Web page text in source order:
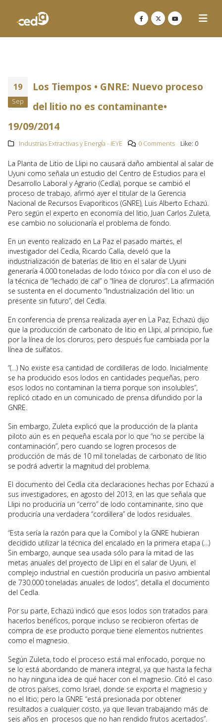
19
Sep
Los Tiempos • GNRE: Nuevo proceso
del litio no es contaminante•
19/09/2014
Industrias Extractivas y Energía - IEYE 0 Comments Like: 0
La Planta de Litio de Llipi no causará daño ambiental al salar de
Uyuni como señala un estudio del Centro de Estudios para el
Desarrollo Laboral y Agrario (Cedla), porque se cambió el
proceso de trabajo, afirmó ayer el titular de la Gerencia
Nacional de Recursos Evaporíticos (GNRE), Luis Alberto Echazú.
Pero según el experto en economía del litio, Juan Carlos Zuleta,
ese cambio no solucionaría el problema de fondo.
En un evento realizado en La Paz el pasado martes, el
investigador del Cedla, Ricardo Calla, develó que la
industrialización de baterías de litio en el salar de Uyuni
generaría 4.000 toneladas de lodo tóxico por día con el uso de
la técnica de “lechado de cal” o “línea de cloruros”. La afirmación
se sustenta en el documento “Industrialización del litio: un
presente sin futuro”, del Cedla.
En conferencia de prensa realizada ayer en La Paz, Echazú dijo
que la producción de carbonato de litio en Llipi, al principio, fue
por la línea de los cloruros, pero después fue cambiada por la
línea de sulfatos.
“(…) No existe esa cantidad de cordilleras de lodo. Inicialmente
se ha producido esos lodos en cantidades pequeñas, pero
esos lodos no contaminan la tierra porque son insolubles”,
replicó citado en un comunicado de prensa difundido por la
GNRE.
Sin embargo, Zuleta explicó que la producción de la planta
piloto aún es en pequeña escala por lo que “no se percibe la
contaminación”, pero cuando se logren procesos de
producción de más de 10 mil toneladas de carbonato de litio
se podrá advertir la magnitud del problema.
El documento del Cedla cita declaraciones hechas por Echazú a
sus investigadores, en agosto del 2013, en las que señala que
Llipi no produciría un “cerro” de lodo contaminante, sino que
produciría una verdadera “cordillera” de lodos residuales.
“Esta sería la razón para que la Comibol y la GNRE hubieran
decidido utilizar la técnica del encalado en la primera etapa (…)
Sin embargo, aunque sea usada sólo para la mitad de las
metas anuales del proyecto de Llipi en el salar de Uyuni, el
complejo industrial en cuestión produciría un pasivo ambiental
de 730.000 toneladas anuales de lodos”, detalla el documento
del Cedla.
Por su parte, Echazú indicó que esos lodos son tratados para
hacerlos benéficos, porque incluso se recibieron ofertas de
compra de ese producto porque tiene elementos nutrientes
como el magnesio.
Según Zuleta, todo el proceso está mal enfocado, porque no
se lo está abordando de manera integral, ya que hasta la fecha
no hay ninguna idea de qué hacer con el magnesio. Citó el caso
de otros países, como Israel, donde se exporta el magnesio y
no el litio; pero la GNRE “está presionada por obtener
resultados a cualquier costo, ya que llevan trabajando más de
seis años en procesos que no han rendido frutos acertados”.